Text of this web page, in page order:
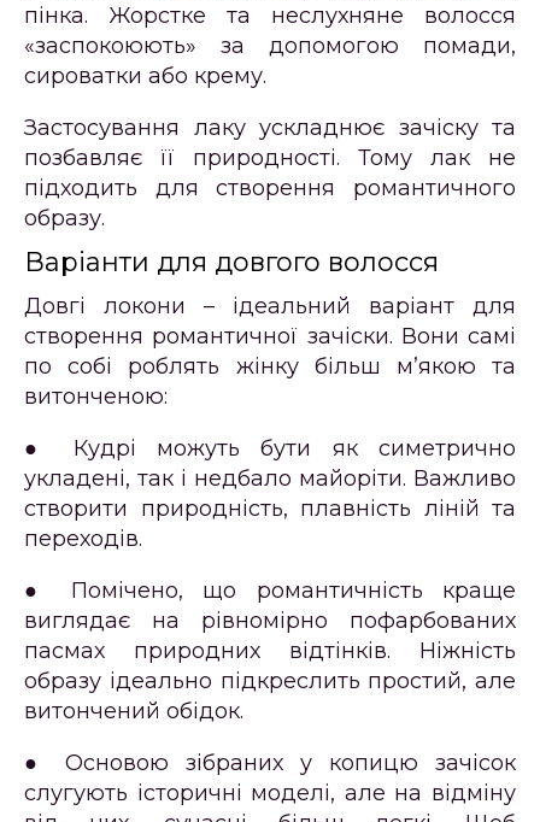
пінка. Жорстке та неслухняне волосся
«заспокоюють» за допомогою помади,
сироватки або крему.
Застосування лаку ускладнює зачіску та
позбавляє її природності. Тому лак не
підходить для створення романтичного
образу.
Варіанти для довгого волосся
Довгі локони – ідеальний варіант для
створення романтичної зачіски. Вони самі
по собі роблять жінку більш м’якою та
витонченою:
● Кудрі можуть бути як симетрично
укладені, так і недбало майоріти. Важливо
створити природність, плавність ліній та
переходів.
● Помічено, що романтичність краще
виглядає на рівномірно пофарбованих
пасмах природних відтінків. Ніжність
образу ідеально підкреслить простий, але
витончений обідок.
● Основою зібраних у копицю зачісок
слугують історичні моделі, але на відміну